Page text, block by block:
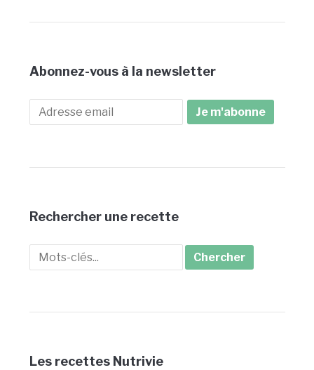
Abonnez-vous à la newsletter
Rechercher une recette
Search
for:
Les recettes Nutrivie